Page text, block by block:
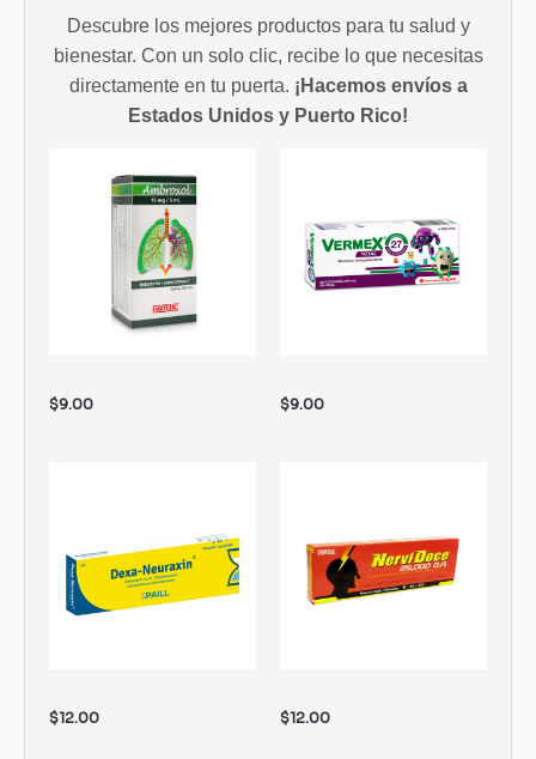
Descubre los mejores productos para tu salud y
bienestar. Con un solo clic, recibe lo que necesitas
directamente en tu puerta. ¡Hacemos envíos a
Estados Unidos y Puerto Rico!
$9.00 $9.00
$12.00 $12.00